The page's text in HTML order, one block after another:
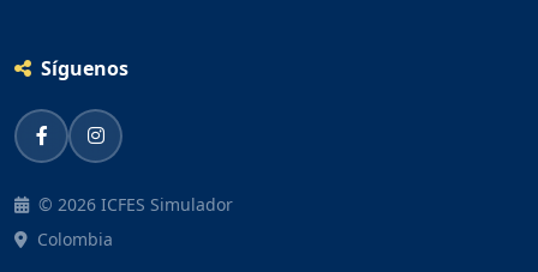
Síguenos
© 2026 ICFES Simulador
Colombia